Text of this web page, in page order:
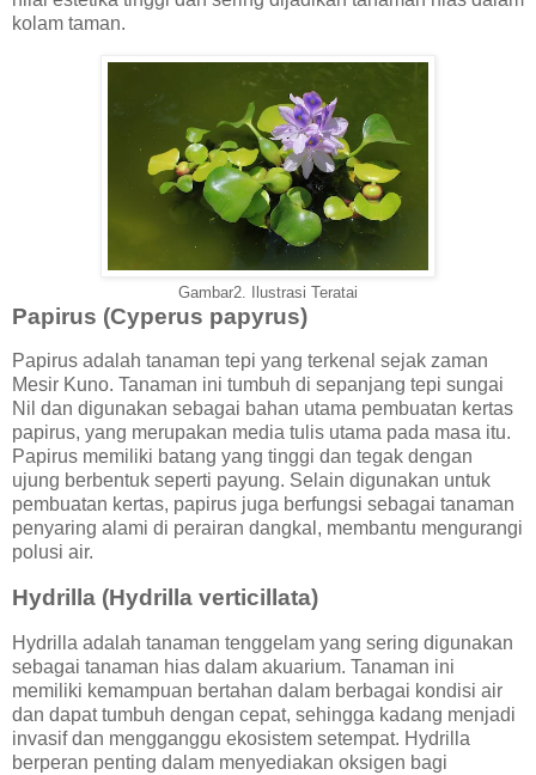
kolam taman.
Gambar2. Ilustrasi Teratai
Papirus (Cyperus papyrus)
Papirus adalah tanaman tepi yang terkenal sejak zaman
Mesir Kuno. Tanaman ini tumbuh di sepanjang tepi sungai
Nil dan digunakan sebagai bahan utama pembuatan kertas
papirus, yang merupakan media tulis utama pada masa itu.
Papirus memiliki batang yang tinggi dan tegak dengan
ujung berbentuk seperti payung. Selain digunakan untuk
pembuatan kertas, papirus juga berfungsi sebagai tanaman
penyaring alami di perairan dangkal, membantu mengurangi
polusi air.
Hydrilla (Hydrilla verticillata)
Hydrilla adalah tanaman tenggelam yang sering digunakan
sebagai tanaman hias dalam akuarium. Tanaman ini
memiliki kemampuan bertahan dalam berbagai kondisi air
dan dapat tumbuh dengan cepat, sehingga kadang menjadi
invasif dan mengganggu ekosistem setempat. Hydrilla
berperan penting dalam menyediakan oksigen bagi